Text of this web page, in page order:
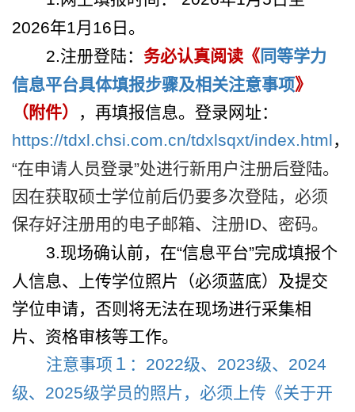
2026年1月 16 日。
2.注册登陆：务必认真阅读《同等学力
信息平台具体填报步骤及相关注意事项》
（附件）
，再填报信息。登录网址：
https://tdxl.chsi.com.cn/tdxlsqxt/index.html，
“在申请人员登录”处进行新用户注册后登陆。
因在获取硕士学位前后仍要多次登陆，必须
保存好注册用的电子邮箱、注册ID、密码。
3.现场确认前，在“信息平台”完成填报个
人信息、上传学位照片（必须蓝底）及提交
学位申请，否则将无法在现场进行采集相
片、资格审核等工作。
注意事项１： 2022级、 2023级、 2024
级、 2025级学员的照片，必须上传《关于开